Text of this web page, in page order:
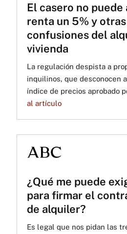
El casero no
renta un 5% y
confusiones del
vivienda
La regulación despista a
inquilinos, que desconocen
índice de precios aprobado
al artículo
¿Qué me puede
para firmar el
de alquiler?
Es legal que nos pidan las